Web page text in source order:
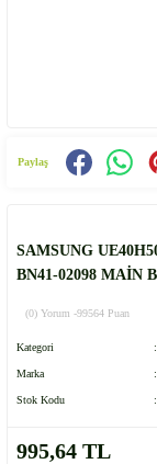
Paylaş
SAMSUNG
BN41-02098 MAİN
(0) Yorum -99564 Puan
Kategori
Marka
Stok Kodu
995,64 TL